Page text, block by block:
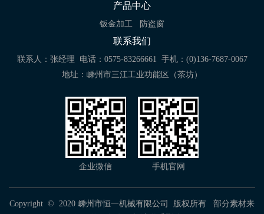
产品中心
钣金加工 防盗窗
联系我们
联系人：张经理 电话：0575-83266661 手机：(0)136-7687-0067
地址：嵊州市三江工业功能区（茶坊）
企业微信 手机官网
Copyright © 2020 嵊州市恒一机械有限公司 版权所有 部分素材来